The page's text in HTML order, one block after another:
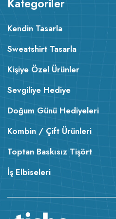
Kendin Tasarla
Sweatshirt Tasarla
Kişiye Özel Ürünler
Sevgiliye Hediye
Doğum Günü Hediyeleri
Kombin / Çift Ürünleri
Toptan Baskısız Tişört
İş Elbiseleri